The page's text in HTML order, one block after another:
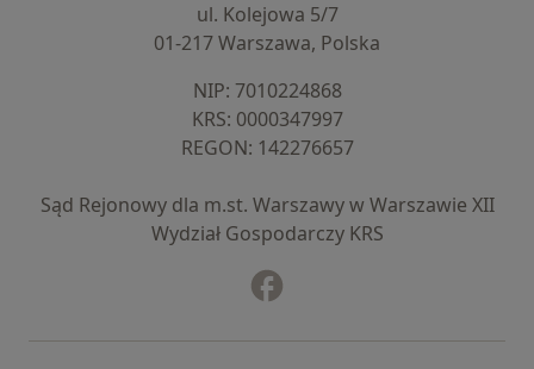
ul. Kolejowa 5/7
01-217 Warszawa, Polska
NIP: ⁠7010224868
KRS: ⁠0000347997
REGON: ⁠142276657
Sąd Rejonowy dla m.st. Warszawy w Warszawie XII
Wydział Gospodarczy KRS